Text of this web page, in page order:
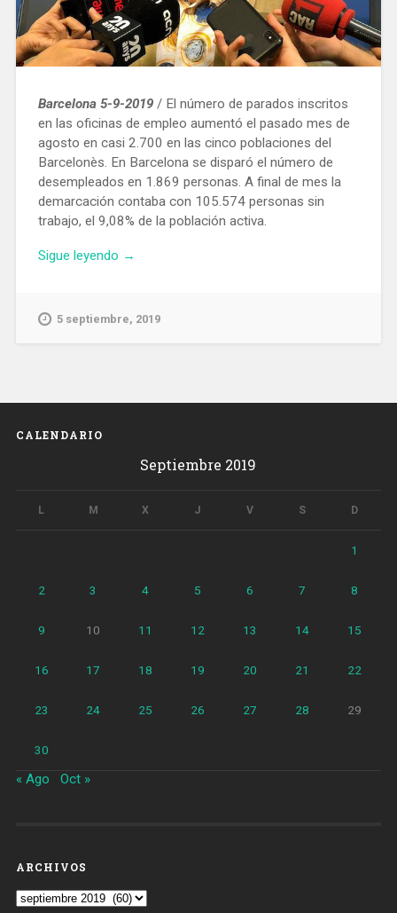
Barcelona 5-9-2019/ El número de parados inscritos
en las oficinas de empleo aumentó el pasado mes de
agosto en casi 2.700 en las cinco poblaciones del
Barcelonès. En Barcelona se disparó el número de
desempleados en 1.869 personas. A final de mes la
demarcación contaba con 105.574 personas sin
trabajo, el 9,08% de la población activa.
Sigue leyendo «En
número
1.900
→
5 septiembre, 2019
CALENDARIO
Septiembre 2019
L M X J V S D
1
2 3 4 5 6 7 8
9 10 11 12 13 14 15
16 17 18 19 20 21 22
23 24 25 26 27 28 29
30
« Ago Oct »
ARCHIVOS
Archivos